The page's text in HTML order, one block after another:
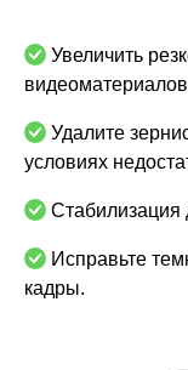
Увеличить
Удалите
условиях
Стабилизация
Исправьте
кадры.